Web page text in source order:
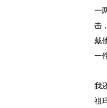
一
击
戴
一
我
祖